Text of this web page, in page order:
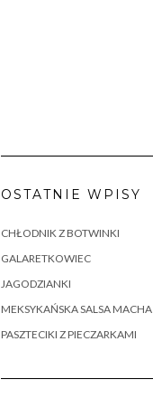
OSTATNIE WPISY
CHŁODNIK Z BOTWINKI
GALARETKOWIEC
JAGODZIANKI
MEKSYKAŃSKA SALSA MACHA
PASZTECIKI Z PIECZARKAMI